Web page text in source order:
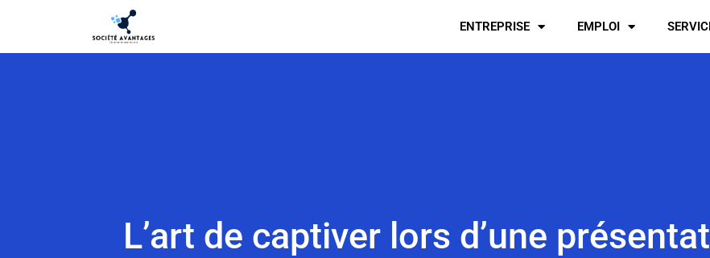
ENTREPRISE EMPLOI
L’art de captiver lors d’une